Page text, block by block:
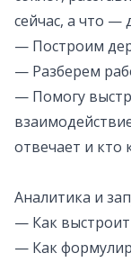
сейчас, а что —
— Построим
— Разберем
— Помогу
отвечает и кто
Аналитика и
— Как
— Как